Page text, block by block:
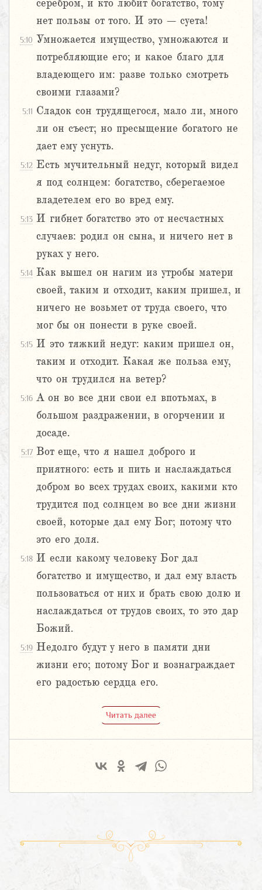
серебром, и кто любит богатство, тому
нет пользы от того. И это – суета!
5:10 Умножается имущество, умножаются и
потребляющие его; и какое благо для
владеющего им: разве только смотреть
своими глазами?
5:11 Сладок сон трудящегося, мало ли, много
ли он съест; но пресыщение богатого не
дает ему уснуть.
5:12 Есть мучительный недуг, который видел
я под солнцем: богатство, сберегаемое
владетелем его во вред ему.
5:13 И гибнет богатство это от несчастных
случаев: родил он сына, и ничего нет в
руках у него.
5:14 Как вышел он нагим из утробы матери
своей, таким и отходит, каким пришел, и
ничего не возьмет от труда своего, что
мог бы он понести в руке своей.
5:15 И это тяжкий недуг: каким пришел он,
таким и отходит. Какая же польза ему,
что он трудился на ветер?
5:16 А он во все дни свои ел впотьмах, в
большом раздражении, в огорчении и
досаде.
5:17 Вот еще, что я нашел доброго и
приятного: есть и пить и наслаждаться
добром во всех трудах своих, какими кто
трудится под солнцем во все дни жизни
своей, которые дал ему Бог; потому что
это его доля.
5:18 И если какому человеку Бог дал
богатство и имущество, и дал ему власть
пользоваться от них и брать свою долю и
наслаждаться от трудов своих, то это дар
Божий.
5:19 Недолго будут у него в памяти дни
жизни его; потому Бог и вознаграждает
его радостью сердца его.
Читать далее